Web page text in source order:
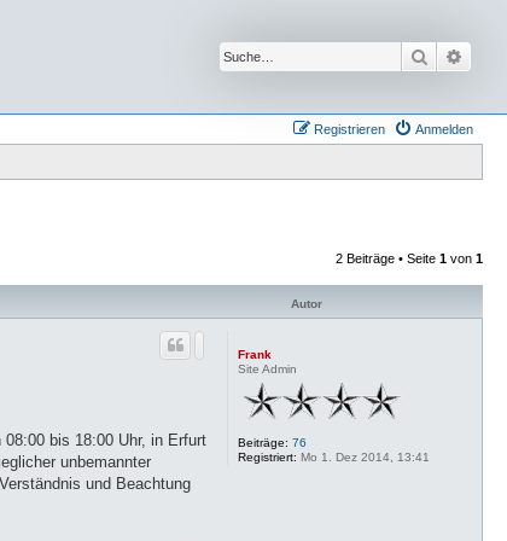
Suche
Anmelden
Registrieren
2 Beiträge • Seite 1 von 1
Autor
Frank
Site Admin
Beiträge: 76
Registriert: Mo 1. Dez 2014, 13:41
bis 18:00 Uhr, in Erfurt
unbemannter
und Beachtung